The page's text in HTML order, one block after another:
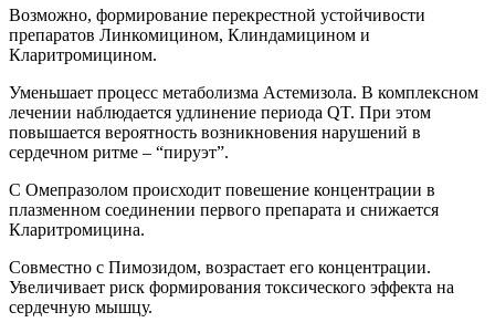
Возможно, формирование перекрестной устойчивости
препаратов Линкомицином, Клиндамицином и
Кларитромицином.
Уменьшает процесс метаболизма Астемизола. В комплексном
лечении наблюдается удлинение периода QT. При этом
повышается вероятность возникновения нарушений в
сердечном ритме – “пируэт”.
С Омепразолом происходит повешение концентрации в
плазменном соединении первого препарата и снижается
Кларитромицина.
Совместно с Пимозидом, возрастает его концентрации.
Увеличивает риск формирования токсического эффекта на
сердечную мышцу.